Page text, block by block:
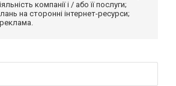
компанії і / або її послуги;
на сторонні інтернет-ресурси;